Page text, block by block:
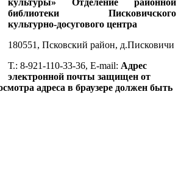
библиотеки Писковичского
культурно-досугового центра
180551, Псковский район, д.Писковичи
Т.: 8-921-110-33-36, E-mail: Адрес
электронной почты защищен от
адреса в браузере должен быть